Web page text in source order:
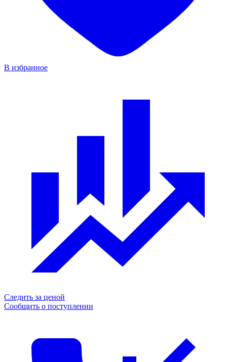
В избранное
Следить за ценой
Сообщить о поступлении